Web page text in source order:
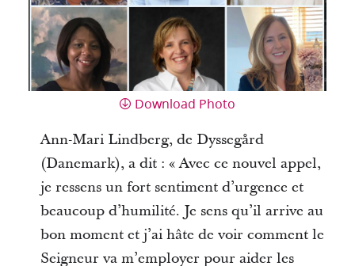
Download Photo
Ann-Mari Lindberg, de Dyssegård
(Danemark), a dit : « Avec ce nouvel appel,
je ressens un fort sentiment d’urgence et
beaucoup d’humilité. Je sens qu’il arrive au
bon moment et j’ai hâte de voir comment le
Seigneur va m’employer pour aider les